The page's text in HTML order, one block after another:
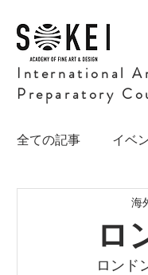
International
Preparatory
全ての記事 イベ
ロ
海
ロンド